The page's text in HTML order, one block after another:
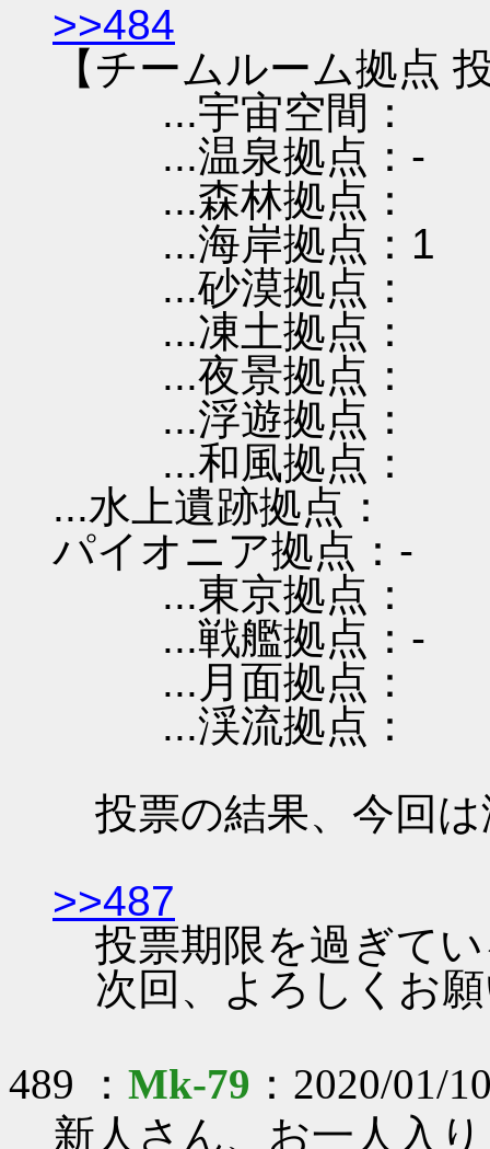
>>484
【チームルーム拠点
...宇宙空間：
...温泉拠点：-
...森林拠点：
...海岸拠点：1
...砂漠拠点：
...凍土拠点：
...夜景拠点：
...浮遊拠点：
...和風拠点：
...水上遺跡拠点：
パイオニア拠点：-
...東京拠点：
...戦艦拠点：-
...月面拠点：
...渓流拠点：
投票の結果、今回
>>487
投票期限を過ぎて
次回、よろしくお
489 ： Mk-79 ：2020/01/
新人さん、お一人入